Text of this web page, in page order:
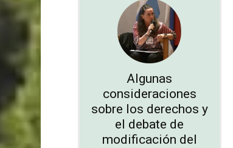
Algunas
consideraciones
sobre los derechos y
el debate de
modificación del